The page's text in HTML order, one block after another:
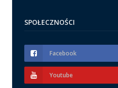
SPOŁECZNOŚCI
Facebook
Youtube